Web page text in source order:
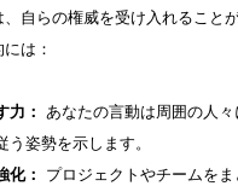
自らの権威を受け入れること
は：
力： あなたの言動は周囲の人
う姿勢を示します。
化：
プロジェクトやチームを